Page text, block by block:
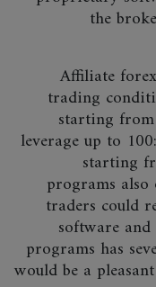
the
Affiliate
trading
starting
leverage up to
starting
programs also
traders could
software
programs has
would be a